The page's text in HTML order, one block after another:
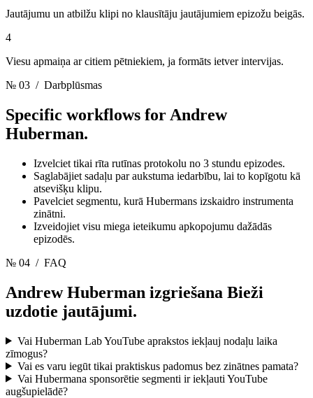
Jautājumu un atbilžu klipi no klausītāju jautājumiem epizožu beigās.
4
Viesu apmaiņa ar citiem pētniekiem, ja formāts ietver intervijas.
№ 03 / Darbplūsmas
Specific workflows for Andrew
Huberman.
Izvelciet tikai rīta rutīnas protokolu no 3 stundu epizodes.
Saglabājiet sadaļu par aukstuma iedarbību, lai to kopīgotu kā
atsevišķu klipu.
Pavelciet segmentu, kurā Hubermans izskaidro instrumenta
zinātni.
Izveidojiet visu miega ieteikumu apkopojumu dažādās
epizodēs.
№ 04 / FAQ
Andrew Huberman izgriešana Bieži
uzdotie jautājumi.
Vai Huberman Lab YouTube aprakstos iekļauj nodaļu laika
zīmogus?
Vai es varu iegūt tikai praktiskus padomus bez zinātnes pamata?
Vai Hubermana sponsorētie segmenti ir iekļauti YouTube
augšupielādē?